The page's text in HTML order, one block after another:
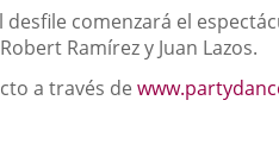
desfile comenzará el
Ramírez y Juan Lazos.
a través de